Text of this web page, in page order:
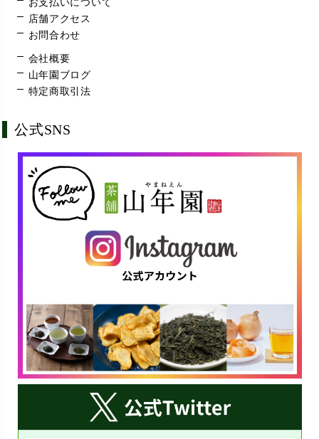
お支払いについて
店舗アクセス
お問合わせ
会社概要
山年園ブログ
特定商取引法
公式SNS